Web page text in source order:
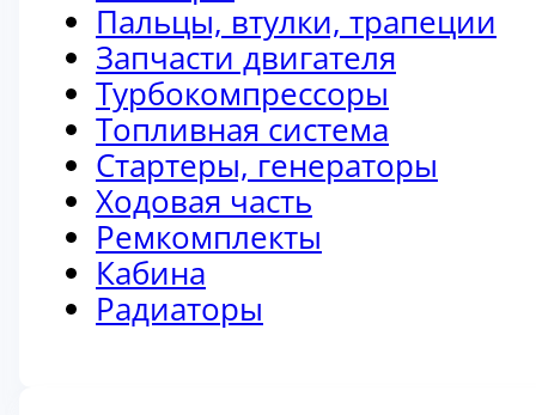
Пальцы, втулки, трапеции
Запчасти двигателя
Турбокомпрессоры
Топливная система
Стартеры, генераторы
Ходовая часть
Ремкомплекты
Кабина
Радиаторы